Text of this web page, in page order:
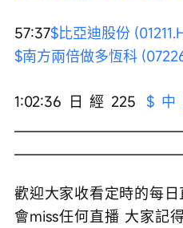
57:37$比亞迪股份
$南方兩倍做多恆科
1:02:36日經225 $中
歡迎大家收看定時的每
會miss任何直播 大家記